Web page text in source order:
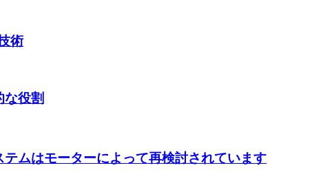
術
役割
ムはモーターによって再検討されています